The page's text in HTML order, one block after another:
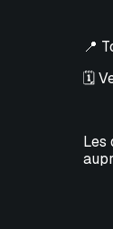
📍
🗓️
Les